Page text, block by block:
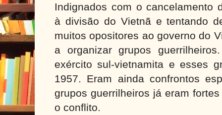
Indignados com o cancelamento
à divisão do Vietnã e tentando
muitos opositores ao governo do
a organizar grupos
exército sul-vietnamita e esses
1957. Eram ainda confrontos
grupos guerrilheiros já eram
o conflito.